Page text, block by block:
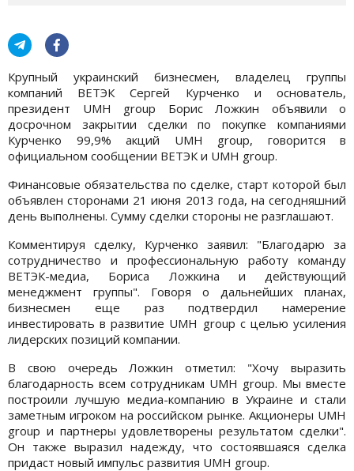
Крупный украинский бизнесмен, владелец группы
компаний ВЕТЭК Сергей Курченко и основатель,
президент UMH group Борис Ложкин объявили о
досрочном закрытии сделки по покупке компаниями
Курченко 99,9% акций UMH group, говорится в
официальном сообщении ВЕТЭК и UMH group.
Финансовые обязательства по сделке, старт которой был
объявлен сторонами 21 июня 2013 года, на сегодняшний
день выполнены. Сумму сделки стороны не разглашают.
Комментируя сделку, Курченко заявил: "Благодарю за
сотрудничество и профессиональную работу команду
ВЕТЭК-медиа, Бориса Ложкина и действующий
менеджмент группы". Говоря о дальнейших планах,
бизнесмен еще раз подтвердил намерение
инвестировать в развитие UMH group с целью усиления
лидерских позиций компании.
В свою очередь Ложкин отметил: "Хочу выразить
благодарность всем сотрудникам UMH group. Мы вместе
построили лучшую медиа-компанию в Украине и стали
заметным игроком на российском рынке. Акционеры UMH
group и партнеры удовлетворены результатом сделки".
Он также выразил надежду, что состоявшаяся сделка
придаст новый импульс развития UMH group.